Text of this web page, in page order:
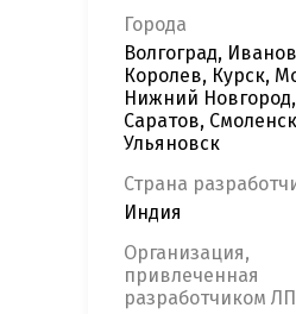
Города
Волгоград,
Королев, Курск,
Нижний
Саратов,
Ульяновск
Страна
Индия
Организация,
привлеченная
разработчиком ЛП